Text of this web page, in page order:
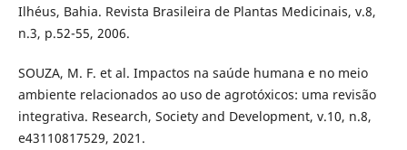
Ilhéus, Bahia. Revista Brasileira de Plantas Medicinais, v.8,
n.3, p.52-55, 2006.
SOUZA, M. F. et al. Impactos na saúde humana e no meio
ambiente relacionados ao uso de agrotóxicos: uma revisão
integrativa. Research, Society and Development, v.10, n.8,
e43110817529, 2021.